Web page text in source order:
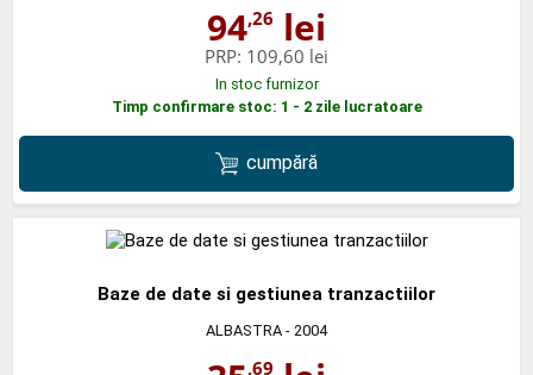
94,26 lei
PRP: 109,60 lei
In stoc furnizor
Timp confirmare stoc: 1 - 2 zile lucratoare
cumpără
Baze de date si gestiunea tranzactiilor
ALBASTRA - 2004
,69